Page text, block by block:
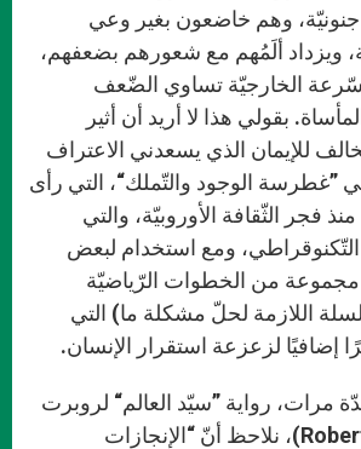
وهم خاضعون بغير وعي
ويزداد ألَمُهم مع شعورهم بضعفهم،
الخارجيّة تساوي الضّعف
بقولي هذا لا أريد أن أثير
للإيمان الذي يسعدني الاعتراف
”غطرسة الوجود والتّملك“، التي رأى
فجر الثّقافة الأوروبيّة، والتي
التّكنوقراطي، ومع استخدام لبعض
من الخطوات الرّياضيّة
اللازمة لحلّ مشكلة ما) التي
إضافيًا لزعزعة استقرار الإنسان.
مرات، رواية ”سيّد العالم“ لروبرت
بنسون (Robert Benson)، نلاحظ أنّ “الإنجازات